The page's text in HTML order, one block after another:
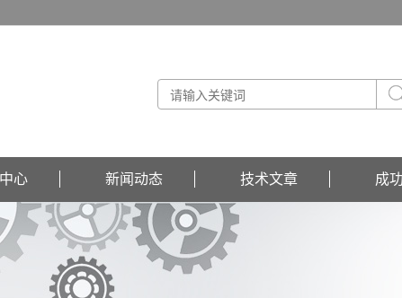
心 新闻动态 技术文章 成